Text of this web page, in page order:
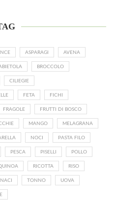
ASPARAGI AVENA
BROCCOLO
CILIEGIE
FETA FICHI
FRAGOLE FRUTTI DI BOSCO
MANGO MELAGRANA
NOCI PASTA FILO
PESCA PISELLI POLLO
RICOTTA RISO
TONNO UOVA